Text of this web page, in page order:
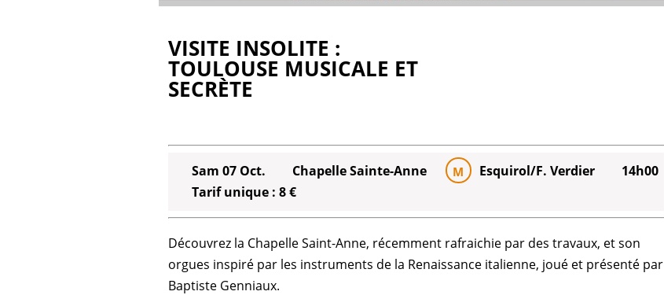
VISITE INSOLITE :
TOULOUSE MUSICALE ET
SECRÈTE
Sam 07 Oct. Chapelle Sainte-Anne M Esquirol/F. Verdier
14h00
Tarif unique : 8 €
Découvrez la Chapelle Saint-Anne, récemment rafraichie par des travaux, et son
orgues inspiré par les instruments de la Renaissance italienne, joué et présenté par
Baptiste Genniaux.